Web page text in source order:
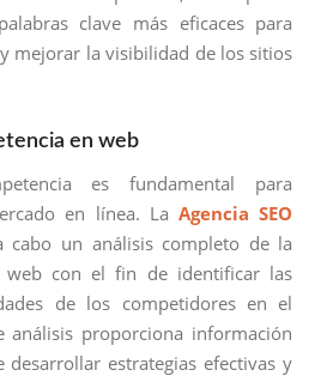
clave más eficaces para
mejorar la visibilidad de los sitios
en web
es fundamental para
en línea. LaAgencia SEO
cabo un análisis completo de la
web con el fin de identificar las
de los competidores en el
análisis proporciona información
desarrollar estrategias efectivas y